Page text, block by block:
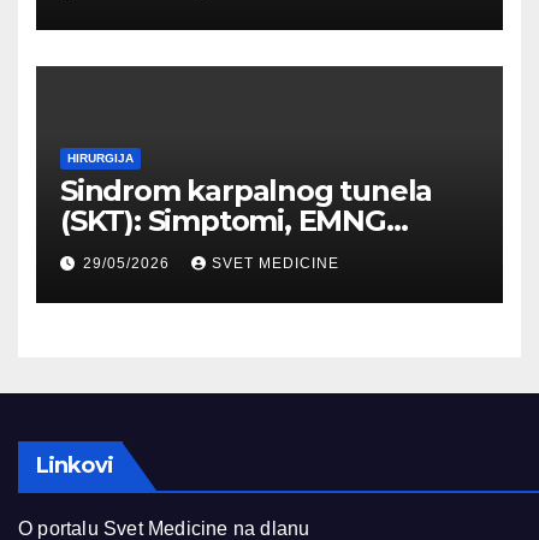
HIRURGIJA
Sindrom karpalnog tunela
(SKT): Simptomi, EMNG
dijagnostika i lečenje
29/05/2026 SVET MEDICINE
Linkovi
O portalu Svet Medicine na dlanu